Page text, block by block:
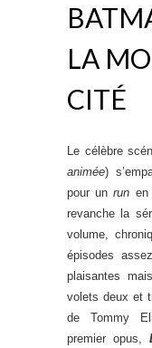
LA
CITÉ
Le célèbre
animée)
pour unrun en
revanche la
volume,
épisodes
plaisantes
volets deux et
de Tommy
premier opus,